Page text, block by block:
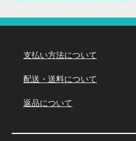
支払い方法について
配送・送料について
返品について